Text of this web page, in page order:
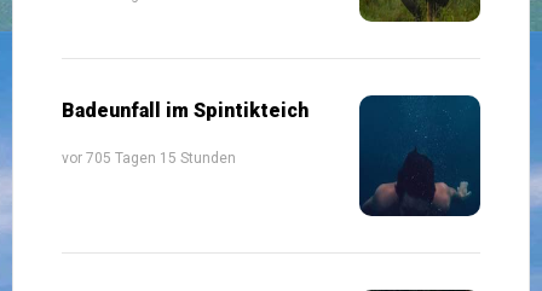
Badeunfall im Spintikteich
vor 705 Tagen 15 Stunden